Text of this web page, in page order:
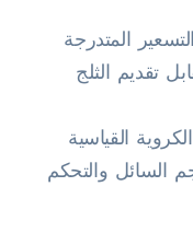
المتدرجة
تقديم الثلج
القياسية
السائل والتحكم